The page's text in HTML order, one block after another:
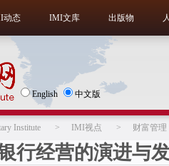
动态 IMI文库 出版物
English 中文版
Institute > IMI视点 > 财富管理
行经营的演进与